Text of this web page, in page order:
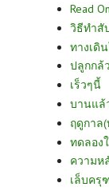
Read
วิธีทำสั
ทางเดิ
ปลูกกล้
เร็วๆนี้
บานแล้
ฤดูกาล
ทดลอง
ความห
เล็บครุ